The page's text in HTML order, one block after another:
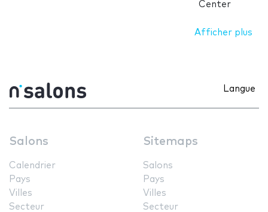
Center
Afficher plus
Langue
Salons
Calendrier
Pays
Villes
Secteur
Sitemaps
Salons
Pays
Villes
Secteur